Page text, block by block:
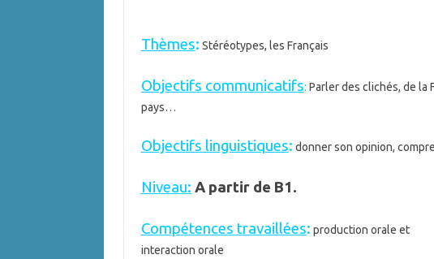
Thèmes: Stéréotypes, les Français
Objectifs communicatifs: Parler des clichés, de la
pays…
Objectifs linguistiques: donner son opinion,
Niveau: A partir de B1.
Compétences travaillées: production orale et
interaction orale